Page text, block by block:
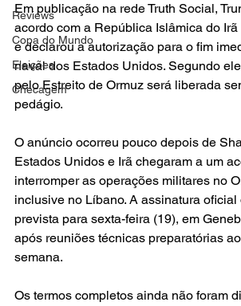
Reviews
Copa do Mundo
Eleições
Checagem
Em publicação na rede Truth Social,
acordo com a República Islâmica do Irã
e declarou a autorização para o fim
naval dos Estados Unidos. Segundo
pelo Estreito de Ormuz será liberada
pedágio.
O anúncio ocorreu pouco depois de
Estados Unidos e Irã chegaram a um
interromper as operações militares no
inclusive no Líbano. A assinatura oficial
prevista para sexta-feira (19), em
após reuniões técnicas preparatórias
semana.
Os termos completos ainda não foram